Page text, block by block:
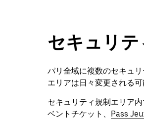
セキュリテ
パリ全域に複数のセキュ
エリアは日々変更される可
セキュリティ規制エリア
ベントチケット、 Pass